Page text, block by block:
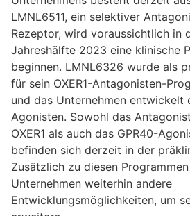
LMNL6511, ein selektiver
Rezeptor, wird voraussichtlich in
Jahreshälfte 2023 eine klinische
beginnen. LMNL6326 wurde als
für sein OXER1-Antagonisten-
und das Unternehmen entwickelt
Agonisten. Sowohl das
OXER1 als auch das GPR40-
befinden sich derzeit in der
Zusätzlich zu diesen
Unternehmen weiterhin andere
Entwicklungsmöglichkeiten, um